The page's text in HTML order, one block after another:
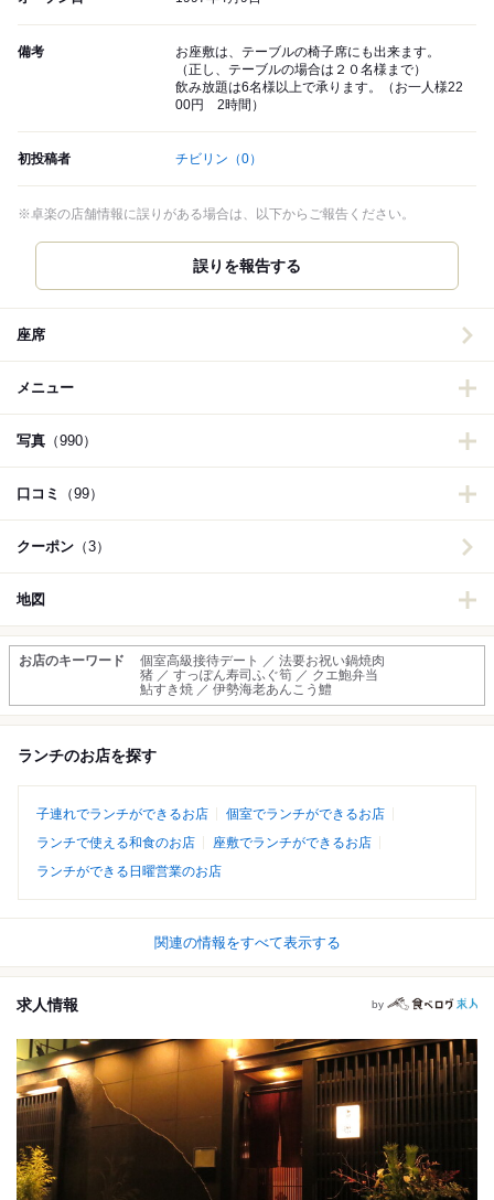
備考
お座敷は、テーブルの椅子席にも出来ます。
（正し、テーブルの場合は２０名様まで）
飲み放題は6名様以上で承ります。（お一人様22
00円 2時間）
初投稿者 チビリン （0）
※卓楽の店舗情報に誤りがある場合は、以下からご報告ください。
誤りを報告する
座席
メニュー
写真 （990）
口コミ （99）
クーポン （3）
地図
お店のキーワード
個室高級接待デート ／ 法要お祝い鍋焼肉
猪 ／ すっぽん寿司ふぐ筍 ／ クエ鮑弁当
鮎すき焼 ／ 伊勢海老あんこう鱧
ランチのお店を探す
子連れでランチができるお店
個室でランチができるお店
ランチで使える和食のお店
座敷でランチができるお店
ランチができる日曜営業のお店
関連の情報をすべて表示する
求人情報 by